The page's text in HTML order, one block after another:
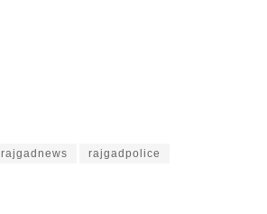
rajgadnews rajgadpolice